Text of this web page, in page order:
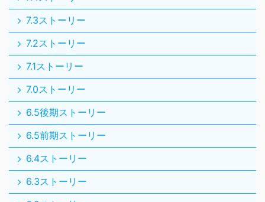
7.3ストーリー
7.2ストーリー
7.1ストーリー
7.0ストーリー
6.5後期ストーリー
6.5前期ストーリー
6.4ストーリー
6.3ストーリー